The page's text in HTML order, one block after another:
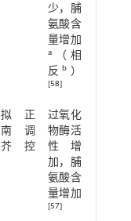
少，脯
氨酸含
量增加
a（相
反b ）
[58]
拟
南
芥
正
调
控
过氧化
物酶活
性增
加，脯
氨酸含
量增加
[57]